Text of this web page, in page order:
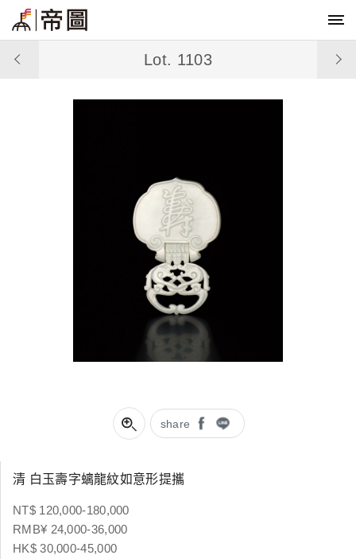
share
Lot. 1103
清 白玉壽字螭龍紋如意形提攜
NT$ 120,000-180,000
RMB¥ 24,000-36,000
HK$ 30,000-45,000